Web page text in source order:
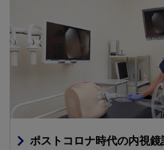
ポストコロナ時代の内視